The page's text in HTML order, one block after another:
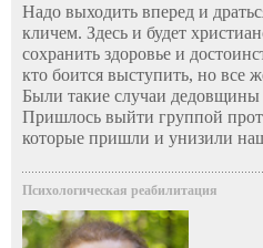
Надо выходить вперед и
кличем. Здесь и будет
сохранить здоровье и
кто боится выступить, но все
Были такие случаи
Пришлось выйти группой
которые пришли и унизили
Психологическая реабилитация